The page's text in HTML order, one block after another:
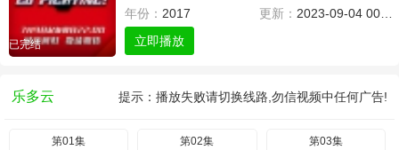
已完结
年份： 2017 更新： 2023-09-04 00:08
立即播放
乐多云 提示：播放失败请切换线路,勿信视频中任何广告!
第01集 第02集 第03集